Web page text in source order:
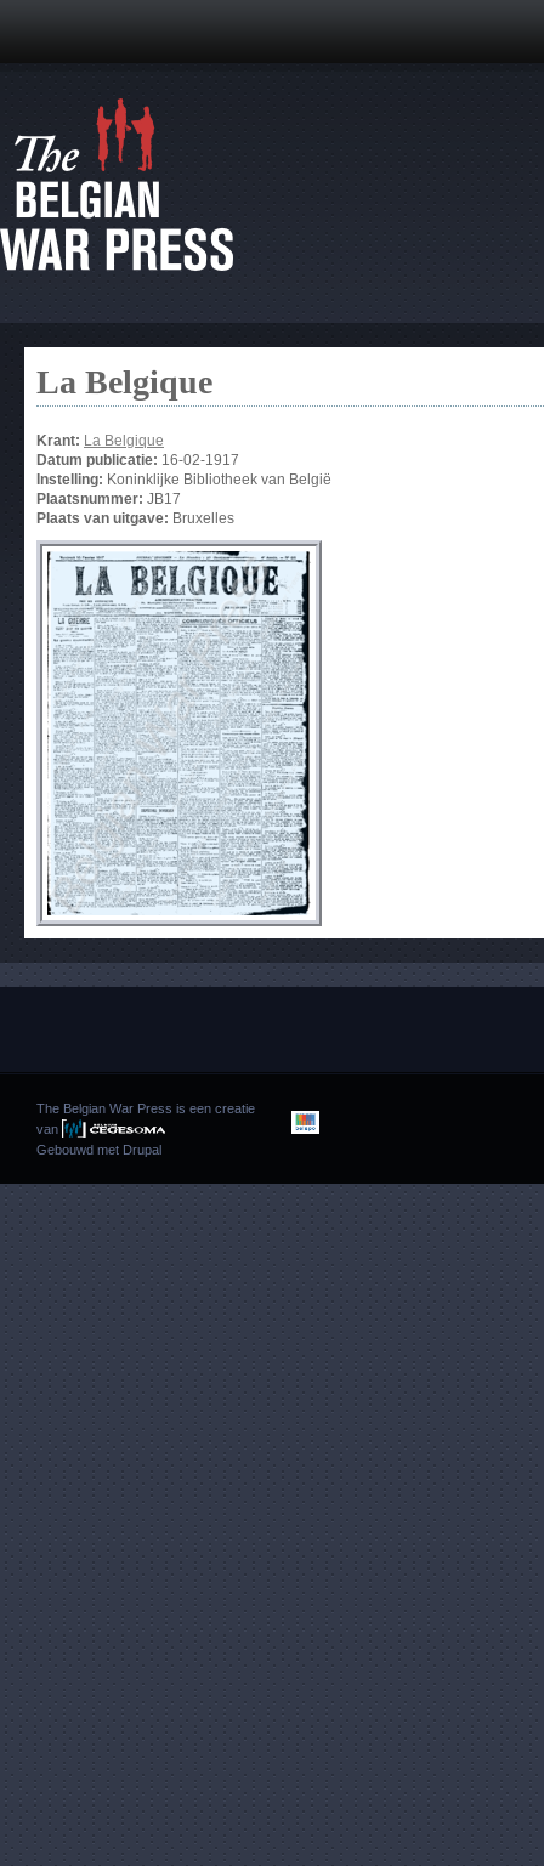
La Belgique
Krant: La Belgique
Datum publicatie: 16-02-1917
Instelling: Koninklijke Bibliotheek van België
Plaatsnummer: JB17
Plaats van uitgave: Bruxelles
The Belgian War Press is een creatie
van
Gebouwd met Drupal